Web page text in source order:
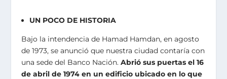
UN POCO DE HISTORIA
Bajo la intendencia de Hamad Hamdan, en agosto
de 1973, se anunció que nuestra ciudad contaría con
una sede del Banco Nación.Abrió sus puertas el 16
de abril de 1974 en un edificio ubicado en lo que